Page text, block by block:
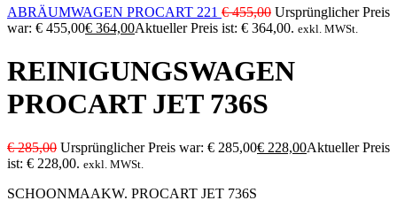
ABRÄUMWAGEN PROCART 221 €455,00 Ursprünglicher Preis
war: € 455,00€ 364,00Aktueller Preis ist: € 364,00. exkl. MWSt.
REINIGUNGSWAGEN
PROCART JET 736S
€285,00 Ursprünglicher Preis war: € 285,00€ 228,00Aktueller Preis
ist: € 228,00. exkl. MWSt.
SCHOONMAAKW. PROCART JET 736S